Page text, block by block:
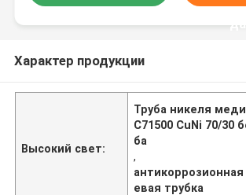
Характер продукции
Высокий свет:
Труба никеля
C71500 CuNi 70/30
ба
,
евая трубка